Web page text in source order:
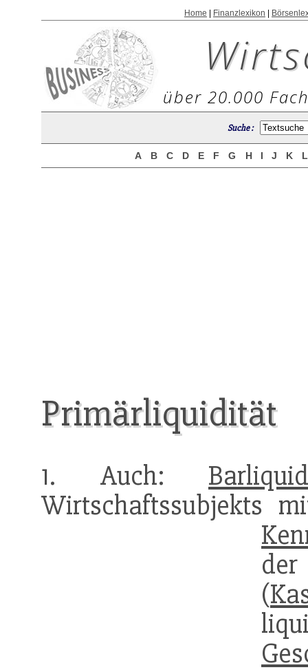
Home Finanzlexikon
über 20.000
Suche :
A B C D E F G H I J K
Primärliquidität
1. Auch:
Wirtschaftssubjekts
(